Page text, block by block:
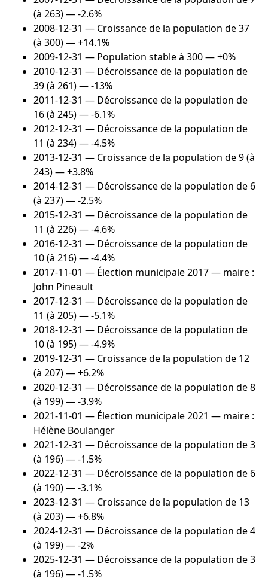
(à 263) — -2.6%
2008-12-31 — Croissance de la population de 37
(à 300) — +14.1%
2009-12-31 — Population stable à 300 — +0%
2010-12-31 — Décroissance de la population de
39 (à 261) — -13%
2011-12-31 — Décroissance de la population de
16 (à 245) — -6.1%
2012-12-31 — Décroissance de la population de
11 (à 234) — -4.5%
2013-12-31 — Croissance de la population de 9 (à
243) — +3.8%
2014-12-31 — Décroissance de la population de 6
(à 237) — -2.5%
2015-12-31 — Décroissance de la population de
11 (à 226) — -4.6%
2016-12-31 — Décroissance de la population de
10 (à 216) — -4.4%
2017-11-01 — Élection municipale 2017 — maire :
John Pineault
2017-12-31 — Décroissance de la population de
11 (à 205) — -5.1%
2018-12-31 — Décroissance de la population de
10 (à 195) — -4.9%
2019-12-31 — Croissance de la population de 12
(à 207) — +6.2%
2020-12-31 — Décroissance de la population de 8
(à 199) — -3.9%
2021-11-01 — Élection municipale 2021 — maire :
Hélène Boulanger
2021-12-31 — Décroissance de la population de 3
(à 196) — -1.5%
2022-12-31 — Décroissance de la population de 6
(à 190) — -3.1%
2023-12-31 — Croissance de la population de 13
(à 203) — +6.8%
2024-12-31 — Décroissance de la population de 4
(à 199) — -2%
2025-12-31 — Décroissance de la population de 3
(à 196) — -1.5%